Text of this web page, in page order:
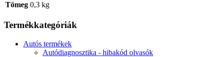
Tömeg 0,3 kg
Termékkategóriák
Autós termékek
Autódiagnosztika - hibakód olvasók